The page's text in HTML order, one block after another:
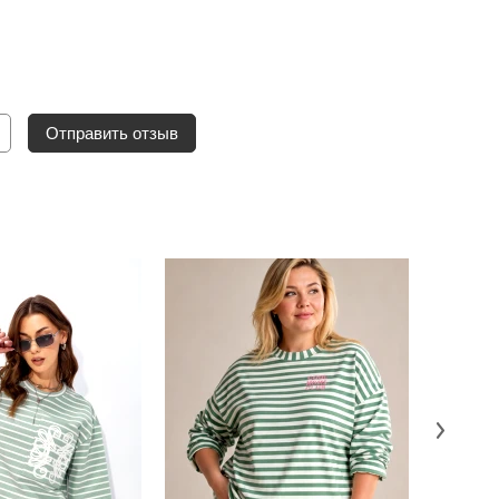
Отправить отзыв